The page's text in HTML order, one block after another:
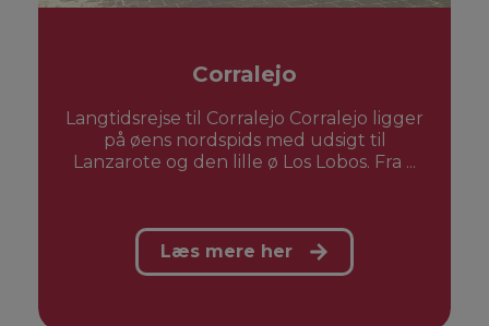
Corralejo
Langtidsrejse til Corralejo Corralejo ligger
på øens nordspids med udsigt til
Lanzarote og den lille ø Los Lobos. Fra ...
Læs mere her